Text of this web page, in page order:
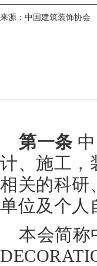
来源：中国建筑装饰协会
第一条中
计、施工，
相关的科研
单位及个人
本会简